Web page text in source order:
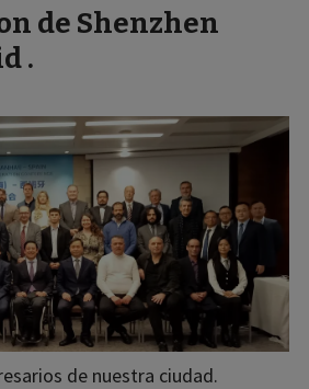
de Shenzhen
.
de nuestra ciudad.